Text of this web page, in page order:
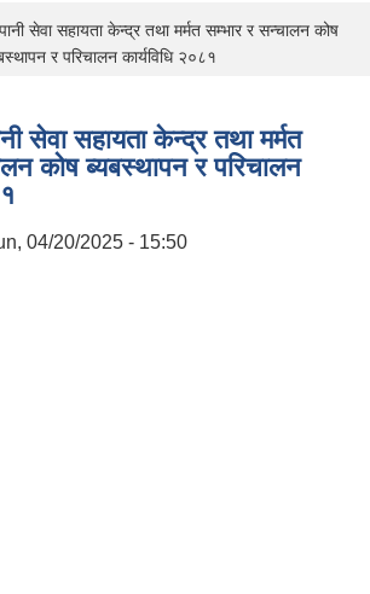
सेवा सहायता केन्द्र तथा मर्मत सम्भार र सन्चालन कोष
र परिचालन कार्यविधि २०८१
सेवा सहायता केन्द्र तथा मर्मत
कोष ब्यबस्थापन र परिचालन
04/20/2025 - 15:50